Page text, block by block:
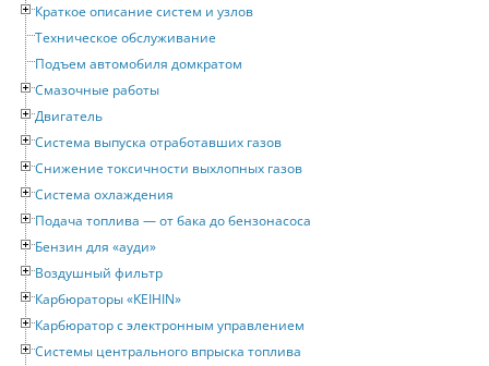
Краткое описание систем и узлов
Техническое обслуживание
Подъем автомобиля домкратом
Смазочные работы
Двигатель
Система выпуска отработавших газов
Снижение токсичности выхлопных газов
Система охлаждения
Подача топлива — от бака до бензонасоса
Бензин для «ауди»
Воздушный фильтр
Карбюраторы «KEIHIN»
Карбюратор с электронным управлением
Системы центрального впрыска топлива